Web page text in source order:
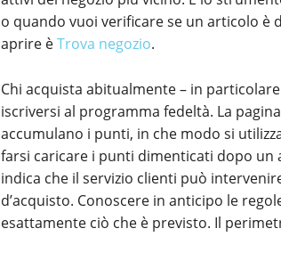
o quando vuoi verificare se un articolo è
aprire èTrova negozio.
Chi acquista abitualmente – in
iscriversi al programma fedeltà. La
accumulano i punti, in che modo si
farsi caricare i punti dimenticati dopo un
indica che il servizio clienti può
d’acquisto. Conoscere in anticipo le
esattamente ciò che è previsto. Il